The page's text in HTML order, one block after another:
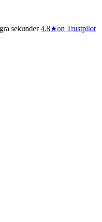
sekunder 4.8★on Trustpilot